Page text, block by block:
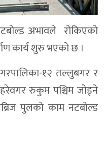
अभावले राेकिएकाे
कार्य शुरु भएकाे छ ।
१२ तल्लुबगर र
रुकुम पश्चिम जाेड्ने
पुलकाे काम नटबाेल्ड